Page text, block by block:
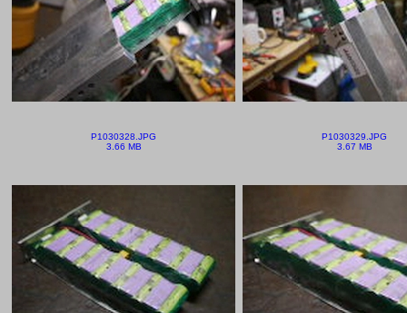
P1030328.JPG
3.66 MB
P1030329.JPG
3.67 MB